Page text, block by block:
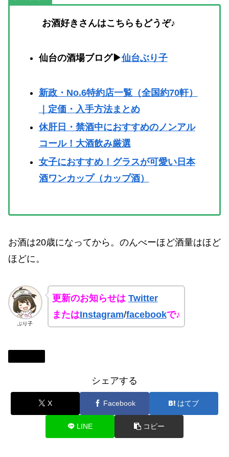
お酒好きさんはこちらもどうぞ♪
仙台の酒場ブログ▶仙台ぶり子
新政・No.6特約店一覧（全国約70軒）
｜定価・入手方法まとめ
休肝日・禁酒中におすすめのノンアル
コール！大酒飲み厳選
女子におすすめ！グラスが可愛い日本
酒ワンカップ（カップ酒）
お酒は20歳になってから。のんべーほど酒量はほど
ほどに。
ぶり子
更新のお知らせは Twitter
またはInstagram/facebookで♪
シェアする
X Facebook はてブ
LINE コピー